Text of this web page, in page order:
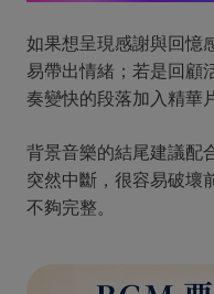
如果想呈現感謝與回憶
易帶出情緒；若是回顧
奏變快的段落加入精華
背景音樂的結尾建議配
突然中斷，很容易破壞
不夠完整。